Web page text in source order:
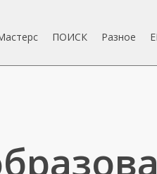
ПОИСК Разное